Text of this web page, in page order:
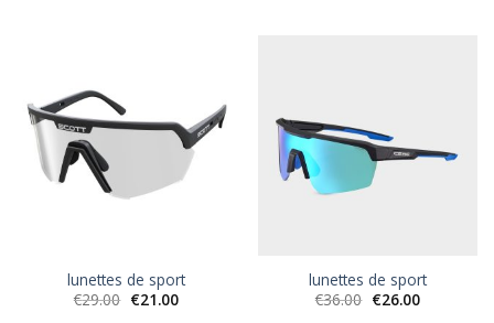
lunettes de sport
€29.00 €21.00
lunettes de sport
€36.00 €26.00